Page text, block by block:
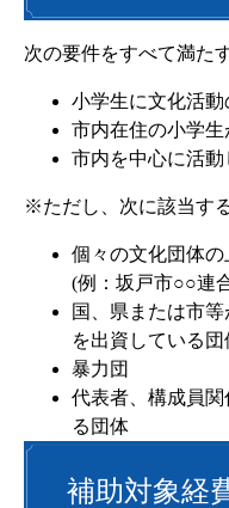
次の要件をすべて満た
小学生に文化活
市内在住の小学
市内を中心に活動
※ただし、次に該当す
個々の文化団体
(例：坂戸市○○連
国、県または市
を出資している団
暴力団
代表者、構成員
る団体
補助対象経